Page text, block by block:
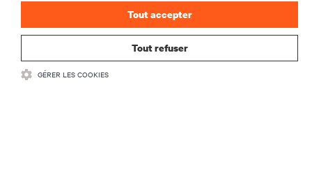
Tout refuser
Tout accepter
GÉRER LES COOKIES